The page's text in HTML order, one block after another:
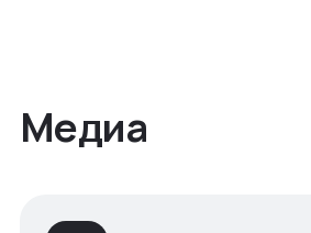
Медиа